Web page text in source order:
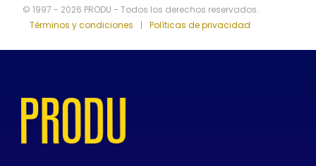
© 1997 - 2026 PRODU - Todos los derechos reservados.
Términos y condiciones
| Políticas de privacidad